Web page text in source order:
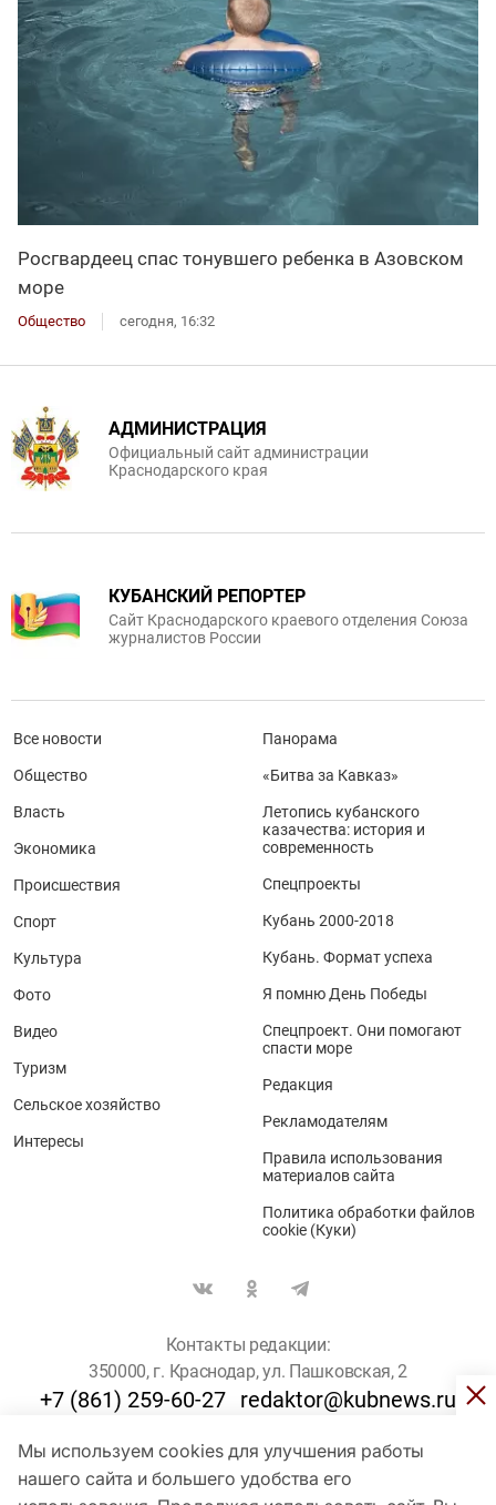
Росгвардеец спас тонувшего ребенка в Азовском
море
Общество сегодня, 16:32
Мы используем cookies для улучшения работы
нашего сайта и большего удобства его
АДМИНИСТРАЦИЯ
Официальный сайт администрации
Краснодарского края
КУБАНСКИЙ РЕПОРТЕР
Сайт Краснодарского краевого отделения Союза
журналистов России
Все новости
Общество
Власть
Экономика
Происшествия
Спорт
Культура
Фото
Видео
Туризм
Сельское хозяйство
Интересы
Панорама
«Битва за Кавказ»
Летопись кубанского
казачества: история и
современность
Спецпроекты
Кубань 2000-2018
Кубань. Формат успеха
Я помню День Победы
Спецпроект. Они помогают
спасти море
Редакция
Рекламодателям
Правила использования
материалов сайта
Политика обработки файлов
cookie (Куки)
Контакты редакции:
350000, г. Краснодар, ул. Пашковская, 2
+7 (861) 259-60-27 redaktor@kubnews.ru
Для пользователей старше 16 лет